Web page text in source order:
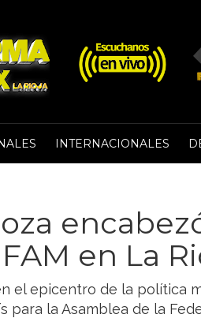
INTERNACIONALES
en La
el epicentro de la política
la Asamblea de la